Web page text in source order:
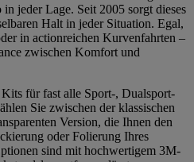
jeder Lage. Seit 2005 sorgt dieses
Halt in jeder Situation. Egal,
in actionreichen Kurvenfahrten –
zwischen Komfort und
für fast alle Sport-, Dualsport-
Sie zwischen der klassischen
Version, die Ihnen den
oder Folierung Ihres
sind mit hochwertigem 3M-